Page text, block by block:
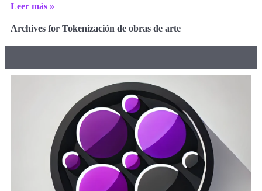
Leer más »
Archives for Tokenización de obras de arte